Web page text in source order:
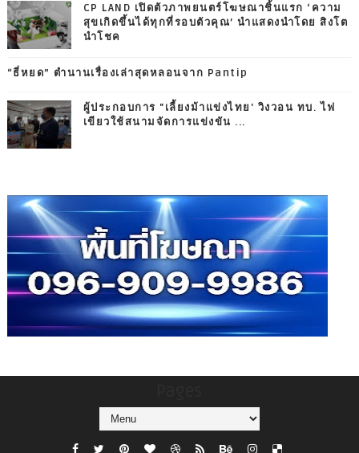
CP LAND เปิดตัวภาพยนตร์โฆษณาชิ้นแรก ‘ความ
สุขเกิดขึ้นได้ทุกที่รอบตัวคุณ’ นำแสดงนำโดย สิงโต
นำโชค
“ธี่หยด” ตำนานเรื่องเล่าสุดหลอนจาก Pantip
ผู้ประกอบการ "เลี้ยงม้าแข่งไทย' วิงวอน ทบ. ไฟ
เขียวใช้สนามจัดการแข่งขัน ...